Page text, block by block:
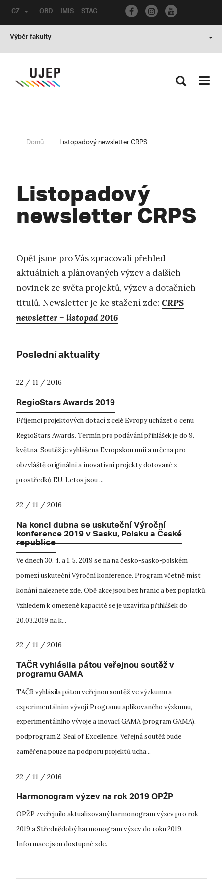
OBD IMIS STAG
CZ
Výběr fakulty
Domů Listopadový newsletter CRPS
Listopadový
newsletter CRPS
Opět jsme pro Vás zpracovali přehled
aktuálních a plánovaných výzev a dalších
novinek ze světa projektů, výzev a dotačních
titulů. Newsletter je ke stažení zde: CRPS
newsletter – listopad 2016
Poslední aktuality
22 / 11 / 2016
RegioStars Awards 2019
Příjemci projektových dotací z celé Evropy ucházet o cenu
RegioStars Awards. Termín pro podávání přihlášek je do 9.
května. Soutěž je vyhlášena Evropskou unií a určena pro
obzvláště originální a inovativní projekty dotované z
prostředků EU. Letos jsou ...
22 / 11 / 2016
Na konci dubna se uskuteční Výroční
konference 2019 v Sasku, Polsku a České
republice
Ve dnech 30. 4. a 1. 5. 2019 se na na česko-sasko-polském
pomezí uskuteční Výroční konference. Program včetně míst
konání naleznete zde. Obě akce jsou bez hranic a bez poplatků.
Vzhledem k omezené kapacitě se je uzavírka přihlášek do
20.03.2019 na k...
22 / 11 / 2016
TAČR vyhlásila pátou veřejnou soutěž v
programu GAMA
TAČR vyhlásila pátou veřejnou soutěž ve výzkumu a
experimentálním vývoji Programu aplikovaného výzkumu,
experimentálního vývoje a inovací GAMA (program GAMA),
podprogram 2, Seal of Excellence. Veřejná soutěž bude
zaměřena pouze na podporu projektů ucha...
22 / 11 / 2016
Harmonogram výzev na rok 2019 OPŽP
OPŽP zveřejnilo aktualizovaný harmonogram výzev pro rok
2019 a Střednědobý harmonogram výzev do roku 2019.
Informace jsou dostupné zde.